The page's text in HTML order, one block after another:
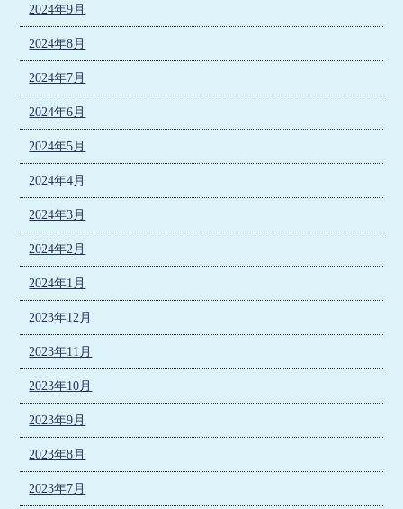
2024年9月
2024年8月
2024年7月
2024年6月
2024年5月
2024年4月
2024年3月
2024年2月
2024年1月
2023年12月
2023年11月
2023年10月
2023年9月
2023年8月
2023年7月